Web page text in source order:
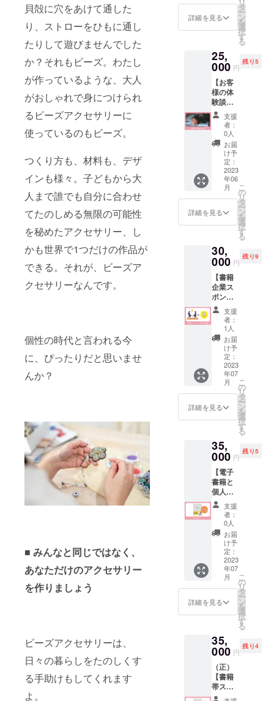
貝殻に穴をあけて通した
り、ストローをひもに通し
たりして遊びませんでした
か？それもビーズ。わたし
が作っているような、大人
がおしゃれで身につけられ
るビーズアクセサリーに
使っているのもビーズ。
つくり方も、材料も、デザ
インも様々。子どもから大
人まで誰でも自分に合わせ
てたのしめる無限の可能性
を秘めたアクセサリー、し
かも世界で1つだけの作品が
できる。それが、ビーズア
クセサリーなんです。
個性の時代と言われる今
に、ぴったりだと思いませ
んか？
■ みんなと同じではなく、
あなただけのアクセサリー
を作りましょう
ビーズアクセサリーは、
日々の暮らしをたのしくす
る手助けもしてくれます
よ。
駅から
徒歩7分
お知ら
せしま
す） ※
材料費
込み ※
会場ま
での交
通費は
ご自身
でご負
担くだ
さい
す。 ※
送料込
みのお
値段で
書籍は
自費出
版とな
りま
す。 ※
書籍は
2023年
7月出版
予定で
完成後
のお届
けとな
りま
す。 ※
こちら
の書籍
は自費
す。(70
～100
ページ)
詳細を見る
タ
ー
ン
を
選
択
す
る
25,
000 円
残り5
【お客
様の体
験談と
して書
籍原稿
に掲
載】 周
藤紀美
恵の講
座受講
やその
後の体
験談
を、書
籍に掲
載いた
す。 ご
自身の
PRとし
て活用
してい
ただけ
ます。
※1000
字程度
で、原
稿の掲
載で
す。
（電子
書籍で2
ページ
程度の
※原稿は
くださ
い。
（校正
はトキ
ツカゼ
出版が
行いま
す） ※
体験談
のメッ
セージ
につき
まして
は、別
途メー
ルにて
ご相談
す。 ※
書籍は
6月出版
予定で
完成後
支援
者：
0人
お届
け予
定：
2023
年06
月
詳細を見る
こ
の
リ
タ
ー
ン
を
選
択
す
る
30,
000 円
残り9
【書籍
企業ス
ポン
サー】
書籍
「ビー
ズでつ
くる、
ときめ
くお
花」(仮)
の巻末
に企業
名や屋
号と、
HPリン
SNSア
カウン
トを掲
載させ
ていた
だきま
す。 あ
なたの
企業名
を書籍
でPRで
きま
す。 10
社限定
です。
※別リ
ターン
ポン
サー」
は企業
の紹介
文も入
ります
ので、
支援
者：
1人
お届
け予
定：
2023
年07
月
詳細を見る
こ
の
リ
タ
ー
ン
を
選
択
す
る
35,
000 円
残り5
【電子
書籍と
個人ス
ポン
サーの
セッ
ト】 ①
電子書
籍をお
届けし
ます。
②電子
書籍に
個人ス
ポン
サーと
名前と
SNSア
カウン
トを１
つ掲載
いたし
ます。
支援
者：
0人
お届
け予
定：
2023
年07
月
詳細を見る
こ
の
リ
タ
ー
ン
を
選
択
す
る
35,
000 円
残り4
（正）
【書籍
帯スポ
ン